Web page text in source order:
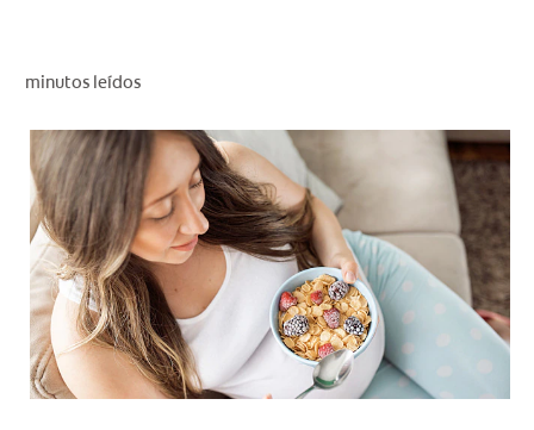
PARA PROFESIONALES
CUPONES
EC (ES)
SUSCRÍBETE
minutos leídos